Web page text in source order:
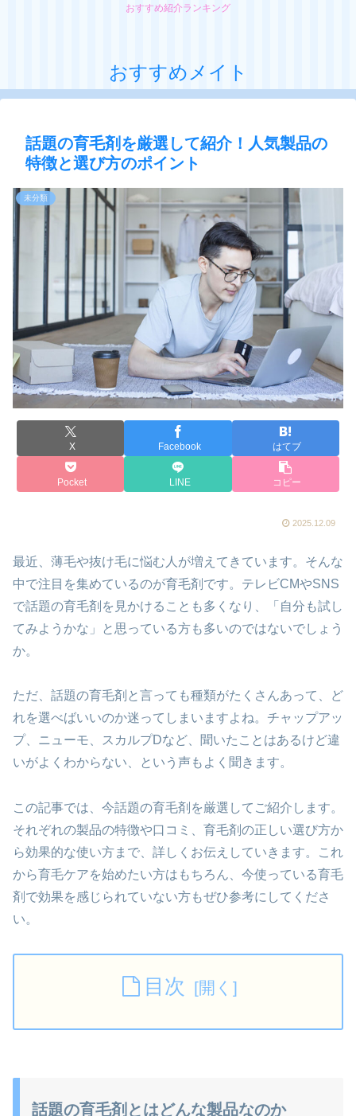
おすすめ紹介ランキング
おすすめメイト
話題の育毛剤を厳選して紹介！人気製品の
特徴と選び方のポイント
未分類
X Facebook はてブ
Pocket LINE コピー
2025.12.09
最近、薄毛や抜け毛に悩む人が増えてきています。そんな
中で注目を集めているのが育毛剤です。テレビCMやSNS
で話題の育毛剤を見かけることも多くなり、「自分も試し
てみようかな」と思っている方も多いのではないでしょう
か。
ただ、話題の育毛剤と言っても種類がたくさんあって、ど
れを選べばいいのか迷ってしまいますよね。チャップアッ
プ、ニューモ、スカルプDなど、聞いたことはあるけど違
いがよくわからない、という声もよく聞きます。
この記事では、今話題の育毛剤を厳選してご紹介します。
それぞれの製品の特徴や口コミ、育毛剤の正しい選び方か
ら効果的な使い方まで、詳しくお伝えしていきます。これ
から育毛ケアを始めたい方はもちろん、今使っている育毛
剤で効果を感じられていない方もぜひ参考にしてくださ
い。
目次
話題の育毛剤とはどんな製品なのか